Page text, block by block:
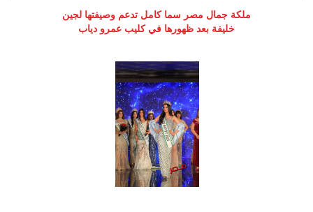
ملكة جمال مصر سما كامل تدعم وصيفتها لجين
خليفة بعد ظهورها في كليب عمرو دياب